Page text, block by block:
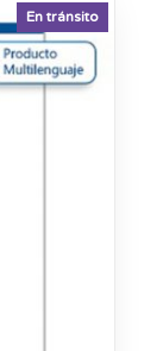
En tránsito